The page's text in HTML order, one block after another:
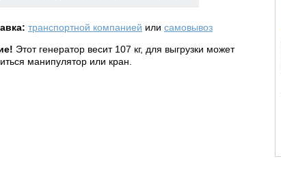
транспортной компанией или самовывоз
Этот генератор весит 107 кг, для выгрузки может
манипулятор или кран.